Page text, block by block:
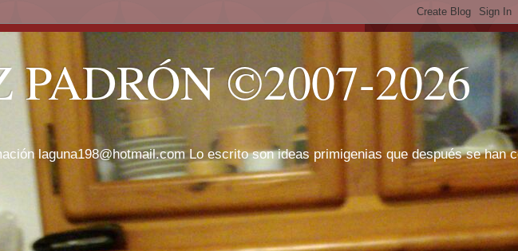
©2007-2026
laguna198@hotmail.com Lo escrito son ideas primigenias que después se han